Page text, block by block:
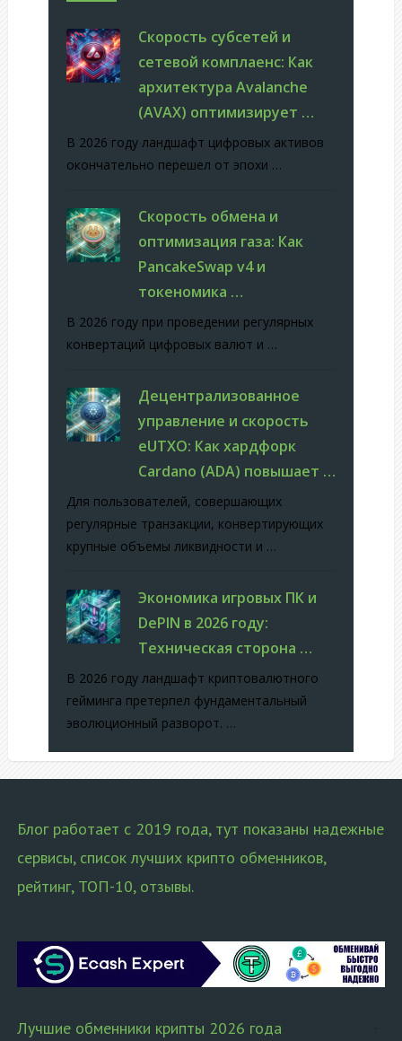
Скорость субсетей и
сетевой комплаенс: Как
архитектура Avalanche
(AVAX) оптимизирует …
В 2026 году ландшафт цифровых активов
окончательно перешел от эпохи …
Скорость обмена и
оптимизация газа: Как
PancakeSwap v4 и
токеномика …
В 2026 году при проведении регулярных
конвертаций цифровых валют и …
Децентрализованное
управление и скорость
eUTXO: Как хардфорк
Cardano (ADA) повышает …
Для пользователей, совершающих
регулярные транзакции, конвертирующих
крупные объемы ликвидности и …
Экономика игровых ПК и
DePIN в 2026 году:
Техническая сторона …
В 2026 году ландшафт криптовалютного
гейминга претерпел фундаментальный
эволюционный разворот. …
Блог работает с 2019 года, тут показаны надежные
сервисы, список лучших крипто обменников,
рейтинг, ТОП-10, отзывы.
Лучшие обменники крипты 2026 года